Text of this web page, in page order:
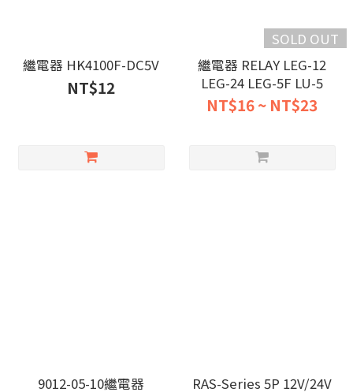
繼電器 HK4100F-DC5V
NT$12
SOLD OUT
繼電器 RELAY LEG-12
LEG-24 LEG-5F LU-5
NT$16 ~ NT$23
9012-05-10繼電器
RAS-Series 5P 12V/24V